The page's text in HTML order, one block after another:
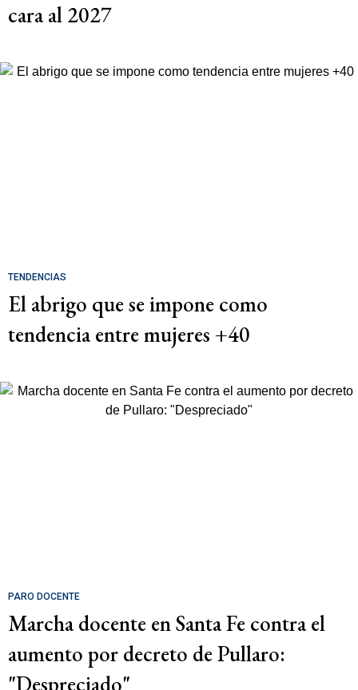
cara al 2027
TENDENCIAS
El abrigo que se impone como
tendencia entre mujeres +40
PARO DOCENTE
Marcha docente en Santa Fe contra el
aumento por decreto de Pullaro:
"Despreciado"